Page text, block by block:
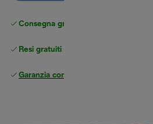
Consegna gratuita standard
Resi gratuiti
Garanzia completa